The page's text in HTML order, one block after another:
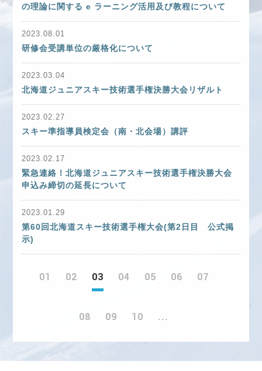
の理論に関する e ラーニング活用及び教程について
2023.08.01
研修会受講単位の厳格化について
2023.03.04
北海道ジュニアスキー技術選手権決勝大会リザルト
2023.02.27
スキー準指導員検定会（南・北会場）講評
2023.02.17
緊急連絡！北海道ジュニアスキー技術選手権決勝大会
申込み締切の延長について
2023.01.29
第60回北海道スキー技術選手権大会(第2日目 公式掲
示)
01 02 03 04 05 06 07
08 09 10 ...